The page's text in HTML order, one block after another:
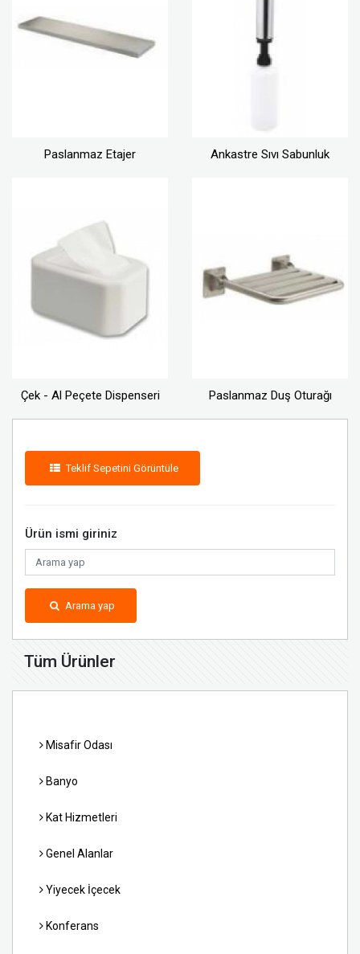
Tüm Ürünler
Misafir Odası
Banyo
Kat Hizmetleri
Genel Alanlar
Yiyecek İçecek
Konferans
Paslanmaz Etajer Ankastre Sıvı Sabunluk
Çek - Al Peçete Dispenseri Paslanmaz Duş Oturağı
Teklif Sepetini Görüntüle
Ürün ismi giriniz
Arama yap